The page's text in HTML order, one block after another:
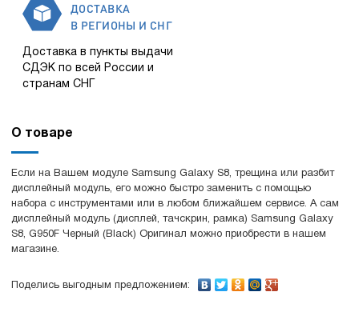
ДОСТАВКА
В РЕГИОНЫ И СНГ
Доставка в пункты выдачи
СДЭК по всей России и
странам СНГ
О товаре
Если на Вашем модуле Samsung Galaxy S8, трещина или разбит
дисплейный модуль, его можно быстро заменить с помощью
набора с инструментами или в любом ближайшем сервисе. А сам
дисплейный модуль (дисплей, тачскрин, рамка) Samsung Galaxy
S8, G950F Черный (Black) Оригинал можно приобрести в нашем
магазине.
Поделись выгодным предложением: